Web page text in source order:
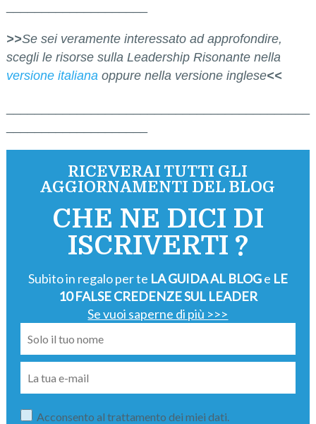
>>Se sei veramente interessato ad approfondire,
scegli le risorse sulla Leadership Risonante nella
versione italiana oppure nella versione inglese<<
RICEVERAI TUTTI GLI
AGGIORNAMENTI DEL BLOG
CHE NE DICI DI
ISCRIVERTI ?
Subito in regalo per te LA GUIDA AL BLOGe LE
10 FALSE CREDENZE SUL LEADER
Se vuoi saperne di più >>>
Acconsento al trattamento dei miei dati.